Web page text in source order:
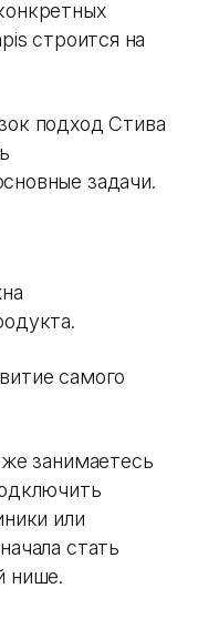
строится на
подход Стива
задачи.
самого
занимаетесь
или
стать
нише.